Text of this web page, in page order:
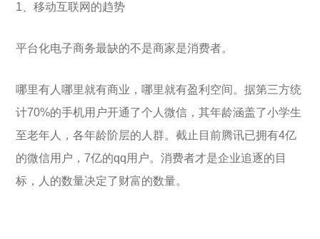
1、移动互联网的趋势
平台化电子商务最缺的不是商家是消费者。
哪里有人哪里就有商业，哪里就有盈利空间。据第三方统
计70%的手机用户开通了个人微信，其年龄涵盖了小学生
至老年人，各年龄阶层的人群。截止目前腾讯已拥有4亿
的微信用户，7亿的qq用户。消费者才是企业追逐的目
标，人的数量决定了财富的数量。